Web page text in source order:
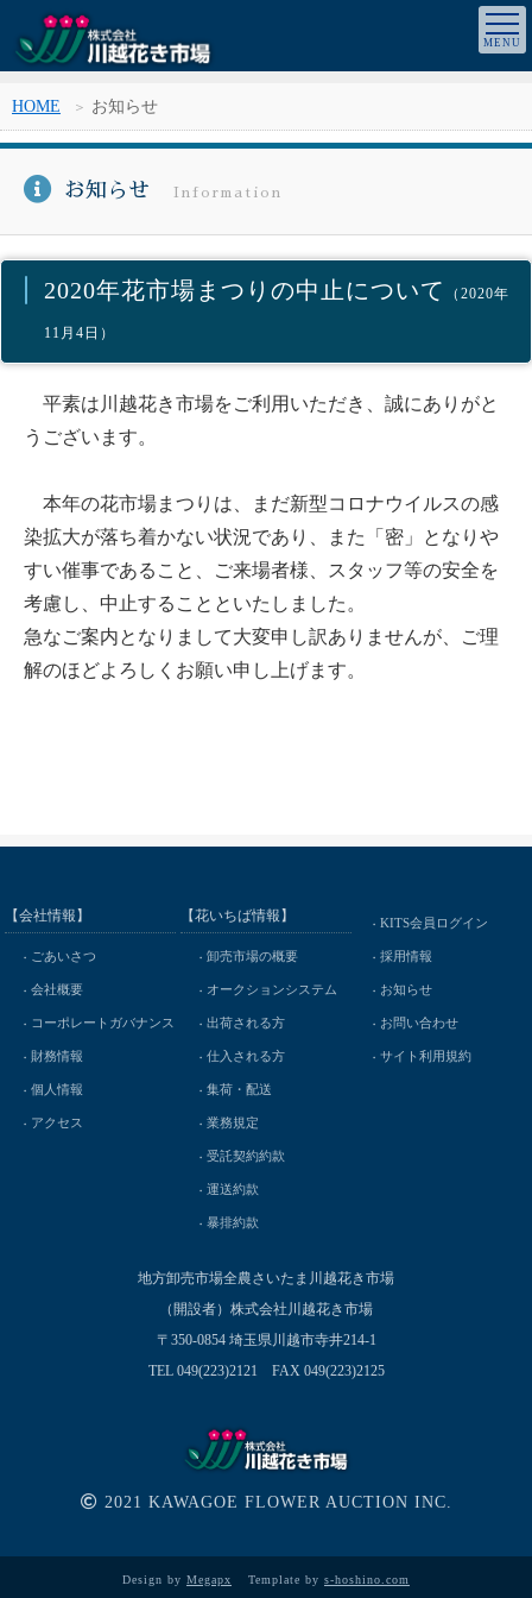
HOME お知らせ
お知らせ Information
2020年花市場まつりの中止について （2020年
11月4日）
平素は川越花き市場をご利用いただき、誠にありがと
うございます。
本年の花市場まつりは、まだ新型コロナウイルスの感
染拡大が落ち着かない状況であり、また「密」となりや
すい催事であること、ご来場者様、スタッフ等の安全を
考慮し、中止することといたしました。
急なご案内となりまして大変申し訳ありませんが、ご理
解のほどよろしくお願い申し上げます。
【会社情報】
ごあいさつ
会社概要
コーポレートガバナンス
財務情報
個人情報
アクセス
【花いちば情報】
卸売市場の概要
オークションシステム
出荷される方
仕入される方
集荷・配送
業務規定
受託契約約款
運送約款
暴排約款
KITS会員ログイン
採用情報
お知らせ
お問い合わせ
サイト利用規約
地方卸売市場全農さいたま川越花き市場
（開設者）株式会社川越花き市場
〒350-0854 埼玉県川越市寺井214-1
TEL 049(223)2121 FAX 049(223)2125
2021 KAWAGOE FLOWER AUCTION INC.
Design by Megapx Template by s-hoshino.com